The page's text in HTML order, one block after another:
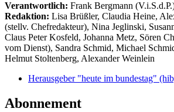
Verantwortlich: Frank Bergmann
Redaktion: Lisa Brüßler, Claudia Heine,
(stellv. Chefredakteur), Nina Jeglinski,
Claus Peter Kosfeld, Johanna Metz, Sören
vom Dienst), Sandra Schmid, Michael
Helmut Stoltenberg, Alexander Weinlein
Herausgeber "heute im bundestag"
Abonnement